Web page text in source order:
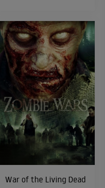
War of the Living Dead